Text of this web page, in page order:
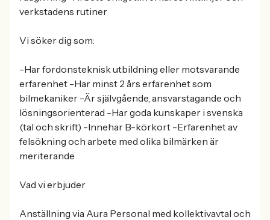
verkstadens rutiner
Vi söker dig som:
-Har fordonsteknisk utbildning eller motsvarande
erfarenhet -Har minst 2 års erfarenhet som
bilmekaniker -Är självgående, ansvarstagande och
lösningsorienterad -Har goda kunskaper i svenska
(tal och skrift) -Innehar B-körkort -Erfarenhet av
felsökning och arbete med olika bilmärken är
meriterande
Vad vi erbjuder
Anställning via Aura Personal med kollektivavtal och